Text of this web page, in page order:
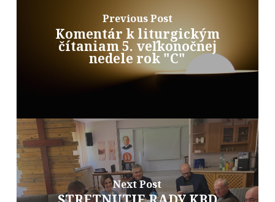
Previous Post
Komentár k liturgickým
čítaniam 5. veľkonočnej
nedele rok "C"
Next Post